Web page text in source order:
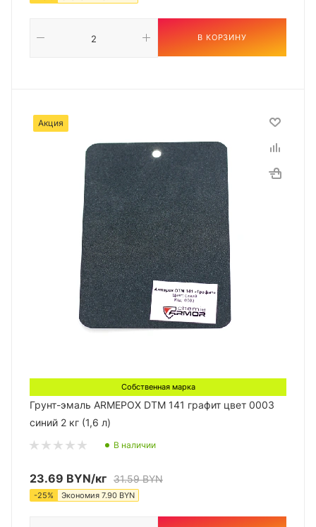
В КОРЗИНУ
Акция
Собственная марка
Грунт-эмаль ARMEPOX DTM 141 графит цвет 0003
синий 2 кг (1,6 л)
В наличии
23.69 BYN/кг 31.59BYN
-25% Экономия 7.90 BYN